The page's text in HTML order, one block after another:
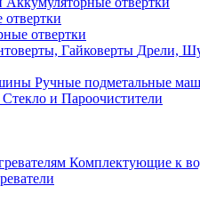
отвертки
Дрели,
Ручные подметальные
Стекло и Пароочистители
Комплектующие к